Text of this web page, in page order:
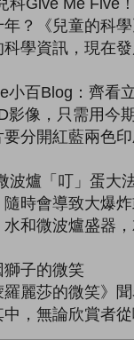
年？《兒童的科
學資訊，現在
小百Blog：齊看
影像，只需用今
分開紅藍兩色
波爐「叮」蛋大
時會導致大爆
和微波爐盛器，
子的微笑
麗莎的微笑》
，無論欣賞者